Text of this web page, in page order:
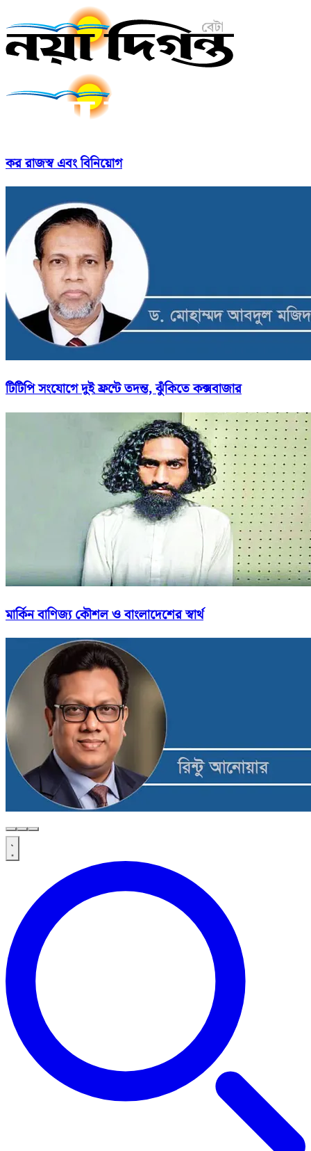
কর রাজস্ব এবং বিনিয়োগ
টিটিপি সংযোগে দুই ফ্রন্টে তদন্ত, ঝুঁকিতে কক্সবাজার
মার্কিন বাণিজ্য কৌশল ও বাংলাদেশের স্বার্থ